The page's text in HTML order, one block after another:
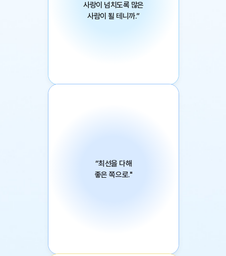
사랑이 넘치도록 많은
사람이 될 테니까.”
“최선을 다해
좋은 쪽으로."